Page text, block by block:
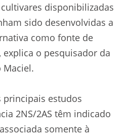
disponibilizadas
sido desenvolvidas a
como fonte de
explica o pesquisador da
Maciel.
principais estudos
2NS/2AS têm indicado
somente à